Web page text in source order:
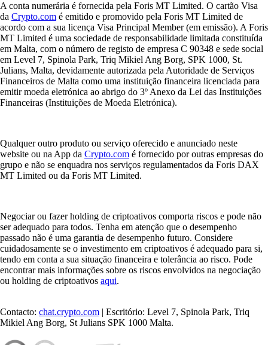
A conta numerária é fornecida pela Foris MT Limited. O cartão Visa
da Crypto.com é emitido e promovido pela Foris MT Limited de
acordo com a sua licença Visa Principal Member (em emissão). A Foris
MT Limited é uma sociedade de responsabilidade limitada constituída
em Malta, com o número de registo de empresa C 90348 e sede social
em Level 7, Spinola Park, Triq Mikiel Ang Borg, SPK 1000, St.
Julians, Malta, devidamente autorizada pela Autoridade de Serviços
Financeiros de Malta como uma instituição financeira licenciada para
emitir moeda eletrónica ao abrigo do 3º Anexo da Lei das Instituições
Financeiras (Instituições de Moeda Eletrónica).
Qualquer outro produto ou serviço oferecido e anunciado neste
website ou na App da Crypto.com é fornecido por outras empresas do
grupo e não se enquadra nos serviços regulamentados da Foris DAX
MT Limited ou da Foris MT Limited.
Negociar ou fazer holding de criptoativos comporta riscos e pode não
ser adequado para todos. Tenha em atenção que o desempenho
passado não é uma garantia de desempenho futuro. Considere
cuidadosamente se o investimento em criptoativos é adequado para si,
tendo em conta a sua situação financeira e tolerância ao risco. Pode
encontrar mais informações sobre os riscos envolvidos na negociação
ou holding de criptoativos aqui.
Contacto: chat.crypto.com | Escritório: Level 7, Spinola Park, Triq
Mikiel Ang Borg, St Julians SPK 1000 Malta.